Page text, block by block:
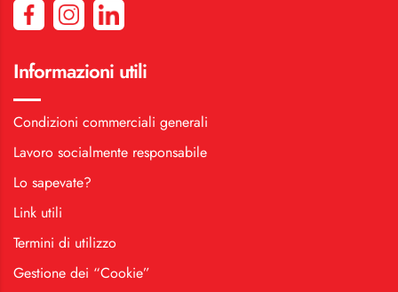
Informazioni utili
Condizioni commerciali generali
Lavoro socialmente responsabile
Lo sapevate?
Link utili
Termini di utilizzo
Gestione dei “Cookie”